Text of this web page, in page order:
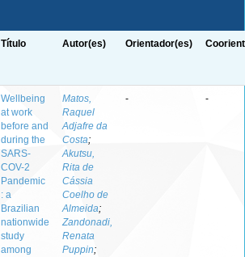
Título Autor(es) Orientador(es)
Wellbeing
at work
before and
during the
SARS-
COV-2
Pandemic
: a
Brazilian
nationwide
study
among
Matos,
Raquel
Adjafre da
Costa;
Akutsu,
Rita de
Cássia
Coelho de
Almeida;
Zandonadi,
Renata
Puppin;
- -